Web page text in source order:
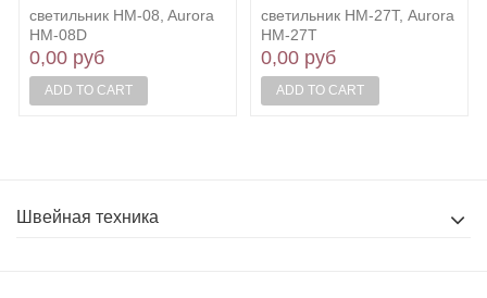
светильник HM-08, Aurora
HM-08D
0,00 руб
ADD TO CART
светильник HM-27Т, Aurora
HM-27Т
0,00 руб
ADD TO CART
Швейная техника